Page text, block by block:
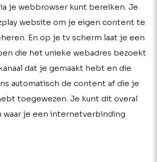
je webbrowser kunt bereiken. Je
website om je eigen content te
En op je tv scherm laat je een
die het unieke webadres bezoekt
dat je gemaakt hebt en die
automatisch de content af die je
toegewezen. Je kunt dit overal
waar je een internetverbinding